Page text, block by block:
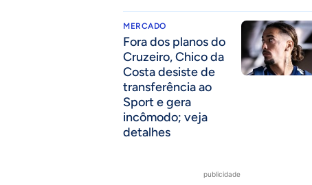
MERCADO
Fora dos planos do
Cruzeiro, Chico da
Costa desiste de
transferência ao
Sport e gera
incômodo; veja
detalhes
publicidade